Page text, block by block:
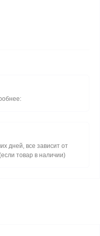
дней, все зависит от
товар в наличии)